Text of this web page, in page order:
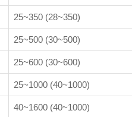
25~350 (28~350)
25~500 (30~500)
25~600 (30~600)
25~1000 (40~1000)
40~1600 (40~1000)